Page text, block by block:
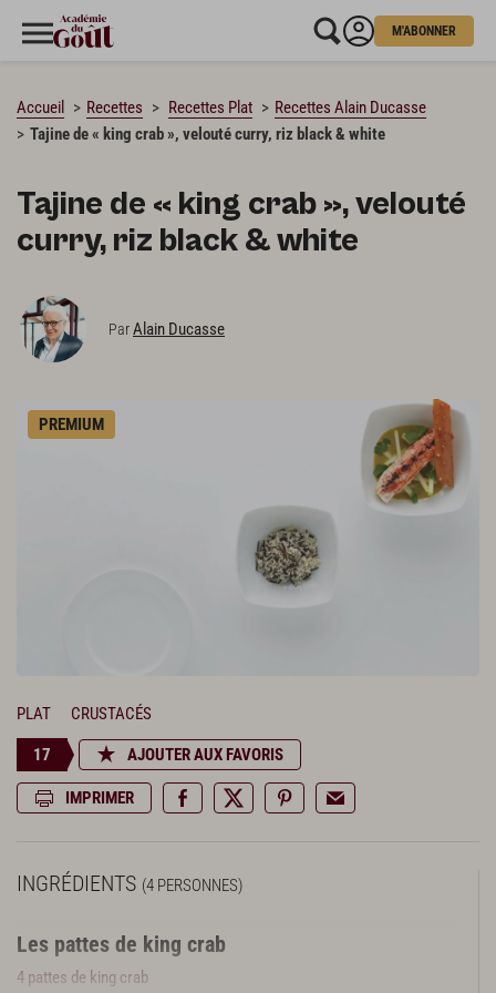
M'ABONNER
Accueil Recettes Recettes Plat
Recettes Alain Ducasse
Tajine de « king crab », velouté curry, riz black & white
Tajine de « king crab », velouté
curry, riz black & white
ParAlain Ducasse
PREMIUM
PLAT CRUSTACÉS
17 AJOUTER AUX FAVORIS
IMPRIMER
INGRÉDIENTS (4 PERSONNES)
Les pattes de king crab
4 pattes de king crab
CHARGEMENT…